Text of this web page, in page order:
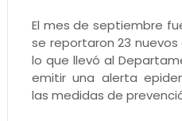
El mes de septiembre
se reportaron 23
lo que llevó al
emitir una alerta
las medidas de